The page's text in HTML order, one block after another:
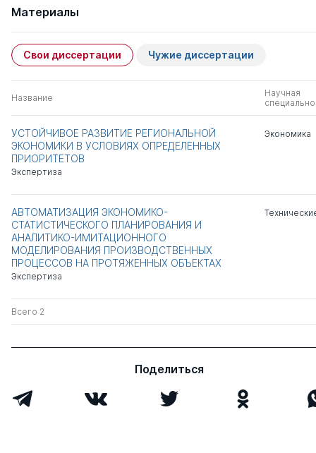
Материалы
Свои диссертации Чужие диссертации
Название
Научная
УСТОЙЧИВОЕ РАЗВИТИЕ РЕГИОНАЛЬНОЙ
ЭКОНОМИКИ В УСЛОВИЯХ ОПРЕДЕЛЕННЫХ
ПРИОРИТЕТОВ
Экспертиза
Экономика
АВТОМАТИЗАЦИЯ ЭКОНОМИКО-
СТАТИСТИЧЕСКОГО ПЛАНИРОВАНИЯ И
АНАЛИТИКО-ИМИТАЦИОННОГО
МОДЕЛИРОВАНИЯ ПРОИЗВОДСТВЕННЫХ
ПРОЦЕССОВ НА ПРОТЯЖЕННЫХ ОБЪЕКТАХ
Экспертиза
Всего 2
Поделиться